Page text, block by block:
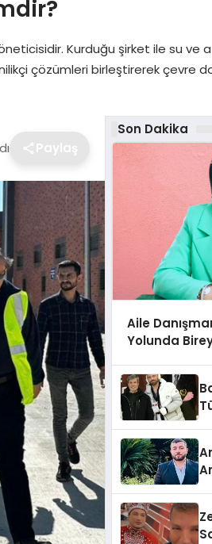
Kurduğu şirket ile su ve
çözümleri birleştirerek çevre
Paylaş
Son Dakika
Aile
Yolunda